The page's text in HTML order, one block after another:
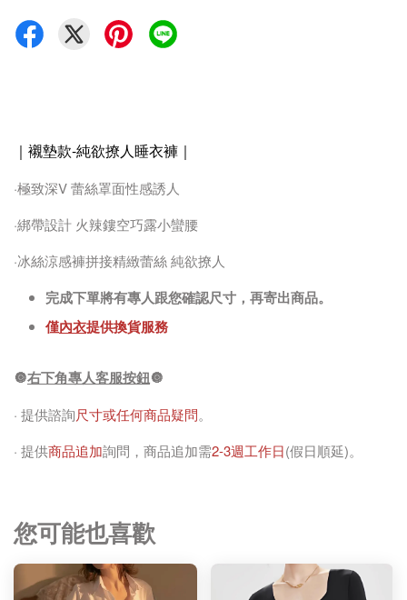
｜襯墊款-純欲撩人睡衣褲 ｜
·極致深V 蕾絲罩面性感誘人
·綁帶設計 火辣鏤空巧露小蠻腰
·冰絲涼感褲拼接精緻蕾絲 純欲撩人
完成下單將有專人跟您確認尺寸，再寄出商品。
僅內衣提供換貨服務
🔘右下角專人客服按鈕🔘
· 提供諮詢尺寸或任何商品疑問。
· 提供商品追加詢問，商品追加需2-3週工作日(假日順延)。
您可能也喜歡